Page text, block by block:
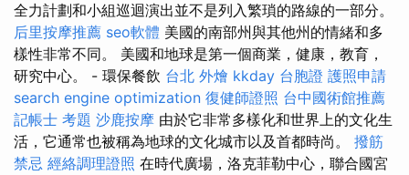
全力計劃和小組巡迴演出並不是列入繁瑣的路線的一部分。
后里按摩推薦 seo軟體 美國的南部州與其他州的情緒和多
樣性非常不同。 美國和地球是第一個商業，健康，教育，
研究中心。 - 環保餐飲 台北 外燴 kkday 台胞證 護照申請
search engine optimization 復健師證照 台中國術館推薦
記帳士 考題 沙鹿按摩 由於它非常多樣化和世界上的文化生
活，它通常也被稱為地球的文化城市以及首都時尚。 撥筋
禁忌 經絡調理證照 在時代廣場，洛克菲勒中心，聯合國宮